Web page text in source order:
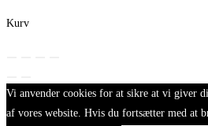
Kurv
Vi anvender cookies for at sikre at vi giver
af vores website. Hvis du fortsætter med at